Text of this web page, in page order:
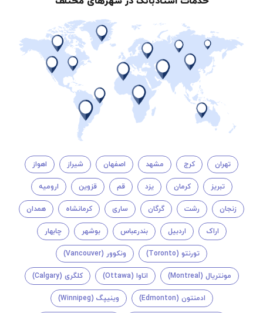
تهران کرج مشهد اصفهان شیراز اهواز
تبریز کرمان یزد قم قزوین ارومیه
زنجان رشت گرگان ساری کرمانشاه همدان
اراک اردبیل بندرعباس بوشهر چابهار
تورنتو (Toronto) ونکوور (Vancouver)
مونتريال (Montreal) اتاوا (Ottawa) کلگری (Calgary)
ادمنتون (Edmonton) وینیپگ (Winnipeg)